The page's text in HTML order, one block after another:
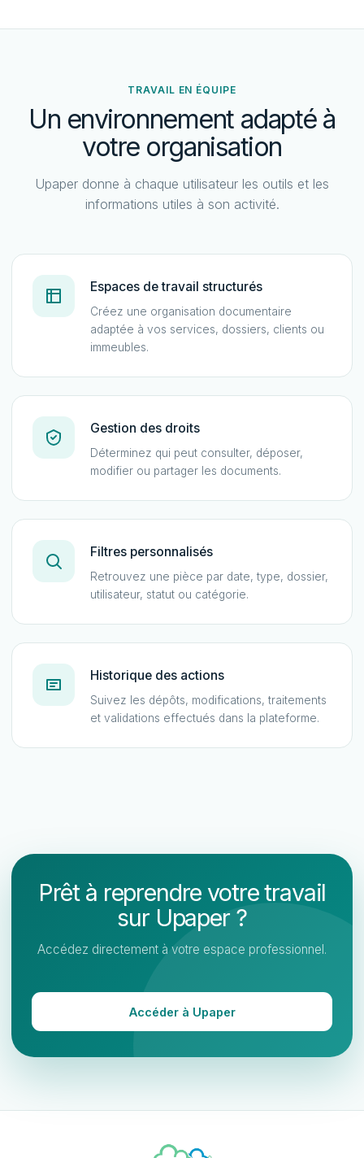
TRAVAIL EN ÉQUIPE
Un environnement adapté à
votre organisation
Upaper donne à chaque utilisateur les outils et les
informations utiles à son activité.
Espaces de travail structurés
Créez une organisation documentaire
adaptée à vos services, dossiers, clients ou
immeubles.
Gestion des droits
Déterminez qui peut consulter, déposer,
modifier ou partager les documents.
Filtres personnalisés
Retrouvez une pièce par date, type, dossier,
utilisateur, statut ou catégorie.
Historique des actions
Suivez les dépôts, modifications, traitements
et validations effectués dans la plateforme.
Prêt à reprendre votre travail
sur Upaper ?
Accédez directement à votre espace professionnel.
Accéder à Upaper